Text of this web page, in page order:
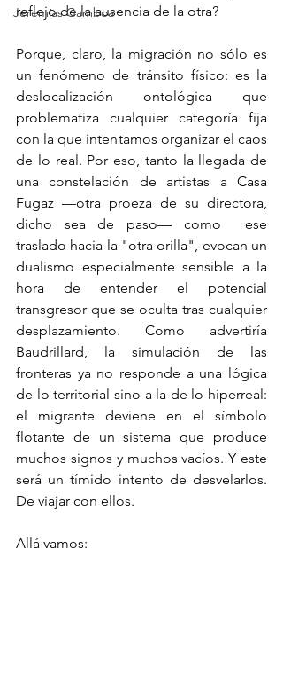
Jeremías Gamboa
reflejo de la ausencia de la otra?
Porque, claro, la migración no sólo es
un fenómeno de tránsito físico: es la
deslocalización ontológica que
problematiza cualquier categoría fija
con la que intentamos organizar el caos
de lo real. Por eso, tanto la llegada de
una constelación de artistas a Casa
Fugaz —otra proeza de su directora,
dicho sea de paso— como  ese
traslado hacia la "otra orilla", evocan un
dualismo especialmente sensible a la
hora de entender el potencial
transgresor que se oculta tras cualquier
desplazamiento. Como advertiría
Baudrillard, la simulación de las
fronteras ya no responde a una lógica
de lo territorial sino a la de lo hiperreal:
el migrante deviene en el símbolo
flotante de un sistema que produce
muchos signos y muchos vacíos. Y este
será un tímido intento de desvelarlos.
De viajar con ellos.
Allá vamos: